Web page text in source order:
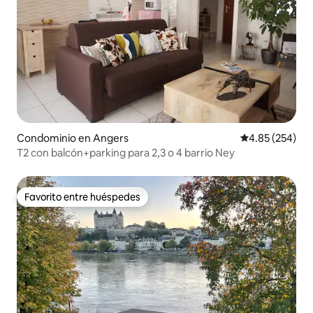
Condominio en Angers Calificación
4.85 (254)
T2 con balcón+parking para 2,3 o 4 barrio Ney
Favorito entre huéspedes
Favorito entre huéspedes